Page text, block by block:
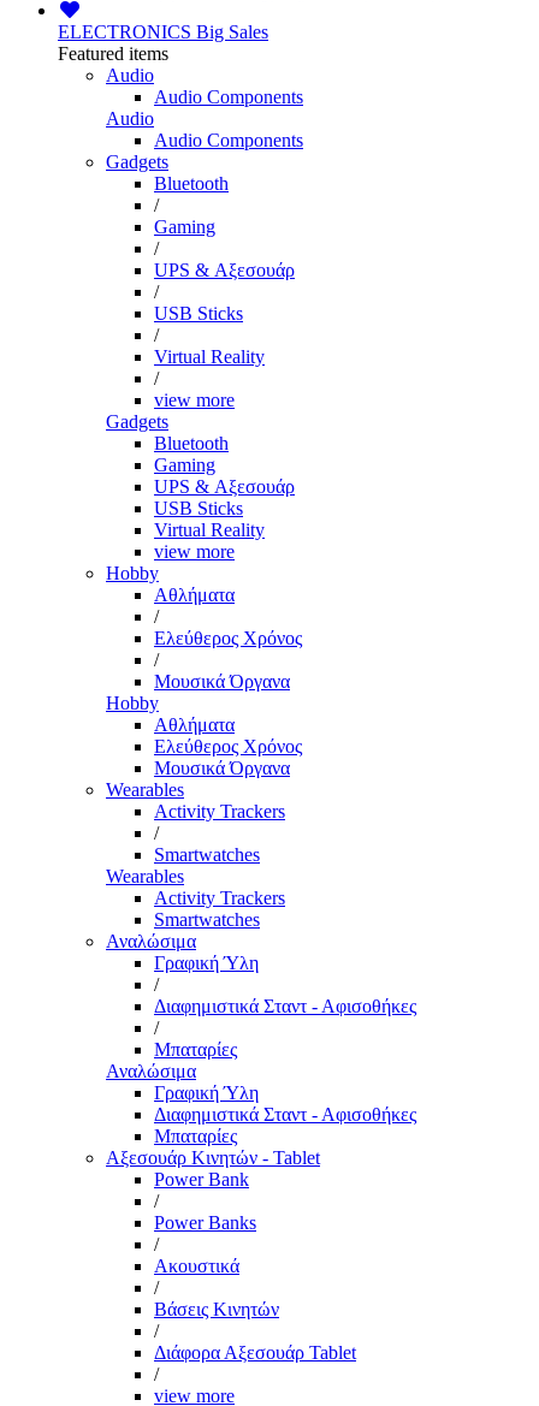
ELECTRONICS Big Sales
Featured items
Audio
Audio Components
Audio
Audio Components
Gadgets
Bluetooth
/
Gaming
/
UPS & Αξεσουάρ
/
USB Sticks
/
Virtual Reality
/
view more
Gadgets
Bluetooth
Gaming
UPS & Αξεσουάρ
USB Sticks
Virtual Reality
view more
Hobby
Αθλήματα
/
Ελεύθερος Χρόνος
/
Μουσικά Όργανα
Hobby
Αθλήματα
Ελεύθερος Χρόνος
Μουσικά Όργανα
Wearables
Activity Trackers
/
Smartwatches
Wearables
Activity Trackers
Smartwatches
Αναλώσιμα
Γραφική Ύλη
/
Διαφημιστικά Σταντ - Αφισοθήκες
/
Μπαταρίες
Αναλώσιμα
Γραφική Ύλη
Διαφημιστικά Σταντ - Αφισοθήκες
Μπαταρίες
Αξεσουάρ Κινητών - Tablet
Power Bank
/
Power Banks
/
Ακουστικά
/
Βάσεις Κινητών
/
Διάφορα Αξεσουάρ Tablet
/
view more